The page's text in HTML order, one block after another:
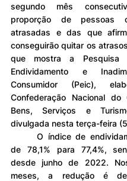
segundo mês
proporção de pessoas
atrasadas e das que
conseguirão quitar os
que mostra a Pesquisa
Endividamento e
Consumidor (Peic),
Confederação Nacional do
Bens, Serviços e
divulgada nesta terça-feira
de 78,1% para 77,4%,
desde junho de 2022.
meses, a redução é